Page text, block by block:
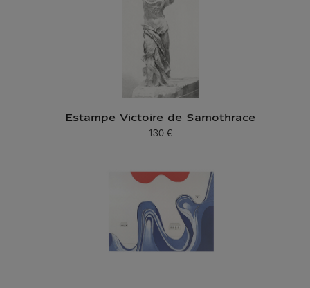
Estampe Victoire de Samothrace
Prix ​​actuel
130 €